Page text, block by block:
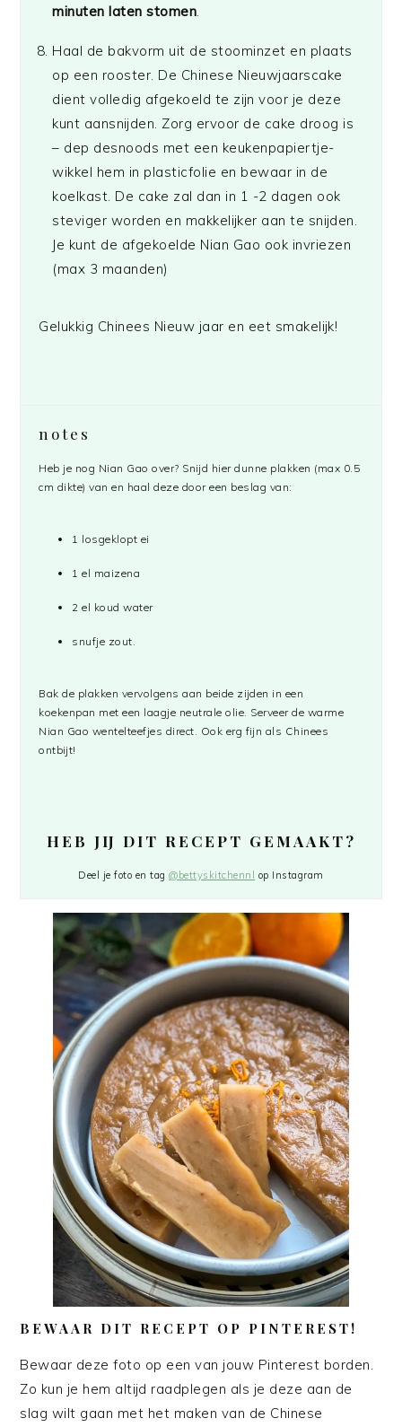
minuten laten stomen
Haal de bakvorm uit de stoominzet en plaats
op een rooster. De Chinese Nieuwjaarscake
dient volledig afgekoeld te zijn voor je deze
kunt aansnijden. Zorg ervoor de cake droog is
– dep desnoods met een keukenpapiertje-
wikkel hem in plasticfolie en bewaar in de
koelkast. De cake zal dan in 1 -2 dagen ook
steviger worden en makkelijker aan te snijden.
Je kunt de afgekoelde Nian Gao ook invriezen
(max 3 maanden)
Gelukkig Chinees Nieuw jaar en eet smakelijk!
notes
Heb je nog Nian Gao over? Snijd hier dunne plakken (max 0.5
cm dikte) van en haal deze door een beslag van:
1 losgeklopt ei
1 el maizena
2 el koud water
snufje zout.
Bak de plakken vervolgens aan beide zijden in een
koekenpan met een laagje neutrale olie. Serveer de warme
Nian Gao wentelteefjes direct. Ook erg fijn als Chinees
ontbijt!
HEB JIJ DIT RECEPT GEMAAKT?
Deel je foto en tag@bettyskitchennl op Instagram
BEWAAR DIT RECEPT OP PINTEREST!
Bewaar deze foto op een van jouw Pinterest borden.
Zo kun je hem altijd raadplegen als je deze aan de
slag wilt gaan met het maken van de Chinese